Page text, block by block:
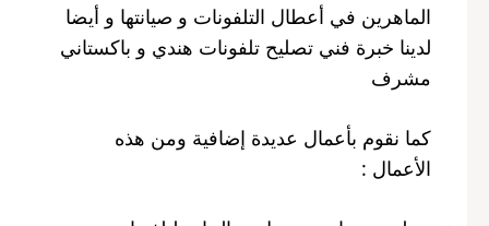
الماهرين في أعطال التلفونات و صيانتها و أيضا
لدينا خبرة فني تصليح تلفونات هندي و باكستاني
مشرف
كما نقوم بأعمال عديدة إضافية ومن هذه
الأعمال :